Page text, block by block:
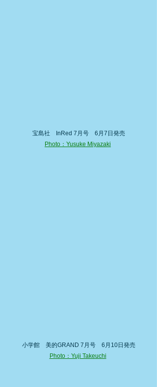
宝島社　InRed 7月号　6月7日発売
Photo：Yusuke Miyazaki
小学館　美的GRAND 7月号　6月10日発売
Photo：Yuji Takeuchi